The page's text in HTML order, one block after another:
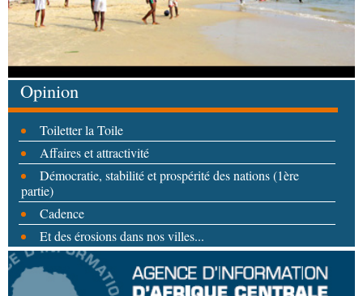
Opinion
Toiletter la Toile
Affaires et attractivité
Démocratie, stabilité et prospérité des nations (1ère
partie)
Cadence
Et des érosions dans nos villes...